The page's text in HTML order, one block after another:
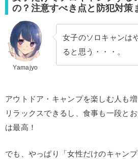
の？注意すべき点と防犯対策
Yamajyo
女子のソロキャンは
ると思う・・・。
アウトドア・キャンプを楽しむ人も
リラックスできるし、食事も一段と
は最高！
でも、やっぱり
「女性だけのキャン